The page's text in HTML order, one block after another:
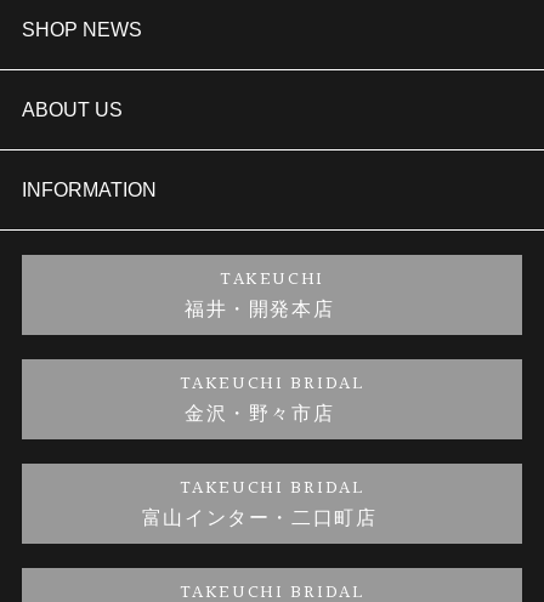
婚約指輪
結婚指輪
セットリング
婚約ネックレス
金・プラチナのお取引
SHOP NEWS
TAKEUCHI BRIDAL金沢本店情報
商品一覧
ブランドリスト
金澤指輪工房｜手作りペアリング
金澤指輪工房｜手作り結婚指輪 and 婚約指輪
金澤指輪工房｜手作り婚約指輪プロポーズプラン
ABOUT US
会社概要
お客様の声
INFORMATION
プライバシーポリシー
TAKEUCHI
福井・開発本店
TAKEUCHI BRIDAL
金沢・野々市店
TAKEUCHI BRIDAL
富山インター・二口町店
TAKEUCHI BRIDAL